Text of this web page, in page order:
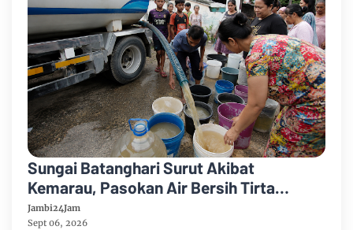
Sungai Batanghari Surut Akibat
Kemarau, Pasokan Air Bersih Tirta
Mayang Jambi Keruh
Jambi24Jam
Sept 06, 2026